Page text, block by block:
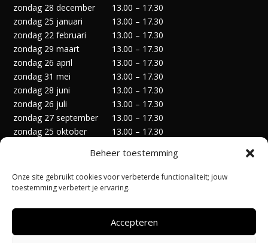
Beheer toestemming
Onze site gebruikt cookies voor verbeterde functionaliteit; jouw
toestemming verbetert je ervaring.
Accepteren
zondag 28 december
13.00 – 17.30
zondag 25 januari
13.00 – 17.30
zondag 22 februari
13.00 – 17.30
zondag 29 maart
13.00 – 17.30
zondag 26 april
13.00 – 17.30
zondag 31 mei
13.00 – 17.30
zondag 28 juni
13.00 – 17.30
zondag 26 juli
13.00 – 17.30
zondag 27 september
13.00 – 17.30
zondag 25 oktober
13.00 – 17.30
zondag 27 december
13.00 – 17.30
Privacyverklaring Algemene Voorwaarden